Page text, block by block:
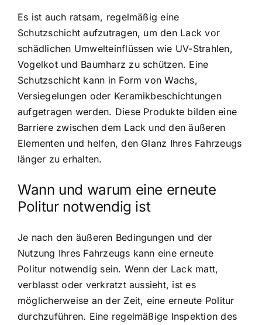
Es ist auch ratsam, regelmäßig eine
Schutzschicht aufzutragen, um den Lack vor
schädlichen Umwelteinflüssen wie UV-Strahlen,
Vogelkot und Baumharz zu schützen. Eine
Schutzschicht kann in Form von Wachs,
Versiegelungen oder Keramikbeschichtungen
aufgetragen werden. Diese Produkte bilden eine
Barriere zwischen dem Lack und den äußeren
Elementen und helfen, den Glanz Ihres Fahrzeugs
länger zu erhalten.
Wann und warum eine erneute
Politur notwendig ist
Je nach den äußeren Bedingungen und der
Nutzung Ihres Fahrzeugs kann eine erneute
Politur notwendig sein. Wenn der Lack matt,
verblasst oder verkratzt aussieht, ist es
möglicherweise an der Zeit, eine erneute Politur
durchzuführen. Eine regelmäßige Inspektion des